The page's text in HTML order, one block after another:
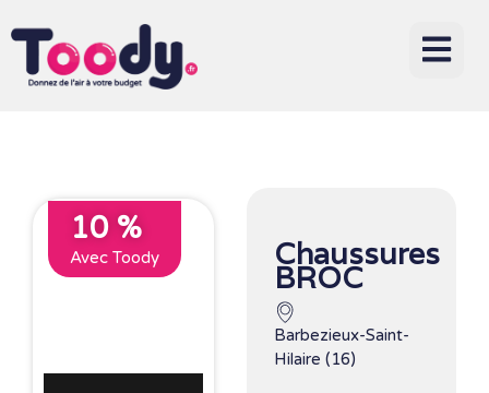
10 %
Avec Toody Chaussures
BROC
Barbezieux-Saint-
Hilaire (16)